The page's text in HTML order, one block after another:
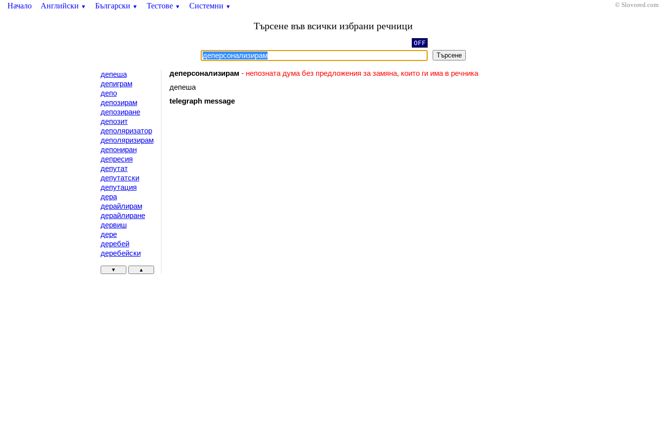
Начало Английски ▼ Български ▼ Тестове ▼ Системни ▼ © Slovored.com
Търсене във всички избрани речници
OFF
Търсене
депеша
депиграм
депо
депозирам
депозиране
депозит
деполяризатор
деполяризирам
депониран
депресия
депутат
депутатски
депутация
дера
дерайлирам
дерайлиране
дервиш
дере
деребей
деребейски
▼ ▲
деперсонализирам - непозната дума без предложения за замяна, които ги има в речника
депеша
telegraph message